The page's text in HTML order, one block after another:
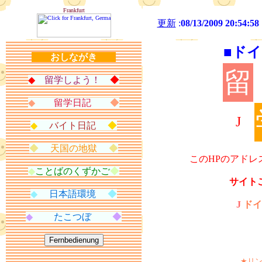
Frankfurt
更新:08/13/2009 20:54:58
おしながき
◆ 留学しよう！ ◆
◆ 留学日記 ◆
◆ バイト日記 ◆
◆ 天国の地獄 ◆
◆ことばのくずかご◆
◆ 日本語環境 ◆
◆ たこつぼ ◆
■ド
留
J
このHPのアドレ
サイト
J ド